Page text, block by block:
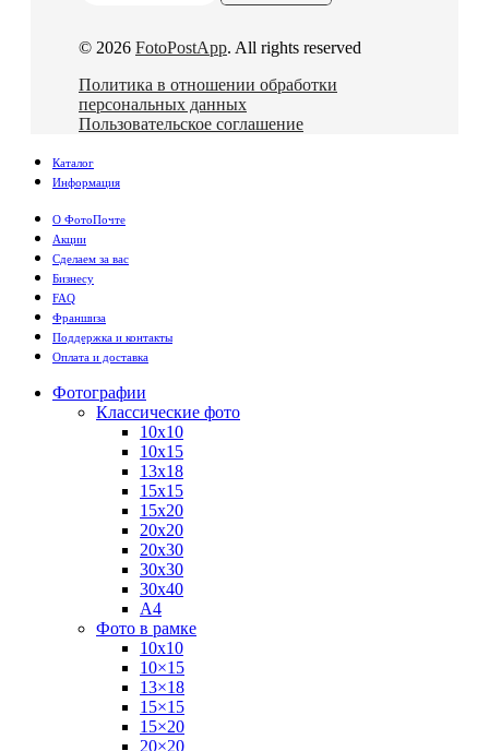
© 2026 FotoPostApp. All rights reserved
Политика в отношении обработки
персональных данных
Пользовательское соглашение
Каталог
Информация
О ФотоПочте
Акции
Сделаем за вас
Бизнесу
FAQ
Франшиза
Поддержка и контакты
Оплата и доставка
Фотографии
Классические фото
10х10
10х15
13х18
15х15
15х20
20х20
20х30
30х30
30х40
А4
Фото в рамке
10х10
10×15
13×18
15×15
15×20
20×20